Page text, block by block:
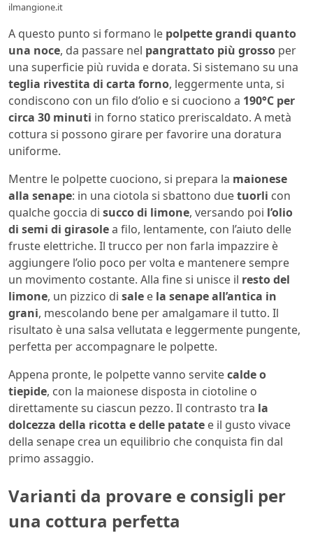
ilmangione.it
A questo punto si formano le polpette grandi quanto
una noce, da passare nel pangrattato più grosso per
una superficie più ruvida e dorata. Si sistemano su una
teglia rivestita di carta forno, leggermente unta, si
condiscono con un filo d’olio e si cuociono a 190°C per
circa 30 minuti in forno statico preriscaldato. A metà
cottura si possono girare per favorire una doratura
uniforme.
Mentre le polpette cuociono, si prepara la maionese
alla senape: in una ciotola si sbattono duetuorli con
qualche goccia di succo di limone, versando poi l’olio
di semi di girasolea filo, lentamente, con l’aiuto delle
fruste elettriche. Il trucco per non farla impazzire è
aggiungere l’olio poco per volta e mantenere sempre
un movimento costante. Alla fine si unisce il resto del
limone, un pizzico di sale e la senape all’antica in
grani, mescolando bene per amalgamare il tutto. Il
risultato è una salsa vellutata e leggermente pungente,
perfetta per accompagnare le polpette.
Appena pronte, le polpette vanno servitecalde o
tiepide, con la maionese disposta in ciotoline o
direttamente su ciascun pezzo. Il contrasto tra la
dolcezza della ricotta e delle patate e il gusto vivace
della senape crea un equilibrio che conquista fin dal
primo assaggio.
Varianti da provare e consigli per
una cottura perfetta